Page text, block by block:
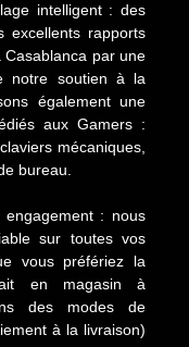
intelligent : des
excellents rapports
par une
notre soutien à la
également une
aux Gamers :
mécaniques,
bureau.
: nous
sur toutes vos
vous préfériez la
en magasin à
des modes de
à la livraison)